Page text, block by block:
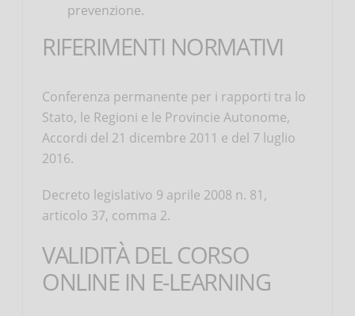
prevenzione.
RIFERIMENTI NORMATIVI
Conferenza permanente per i rapporti tra lo
Stato, le Regioni e le Provincie Autonome,
Accordi del 21 dicembre 2011 e del 7 luglio
2016.
Decreto legislativo 9 aprile 2008 n. 81,
articolo 37, comma 2.
VALIDITÀ DEL CORSO
ONLINE IN E-LEARNING